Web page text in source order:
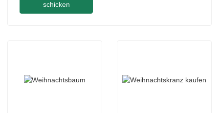
schicken